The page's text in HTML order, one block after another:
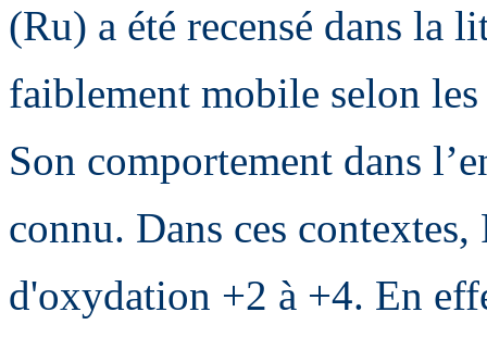
(Ru) a été recensé dans la
faiblement mobile selon
Son comportement dans
connu. Dans ces
d'oxydation +2 à +4. En